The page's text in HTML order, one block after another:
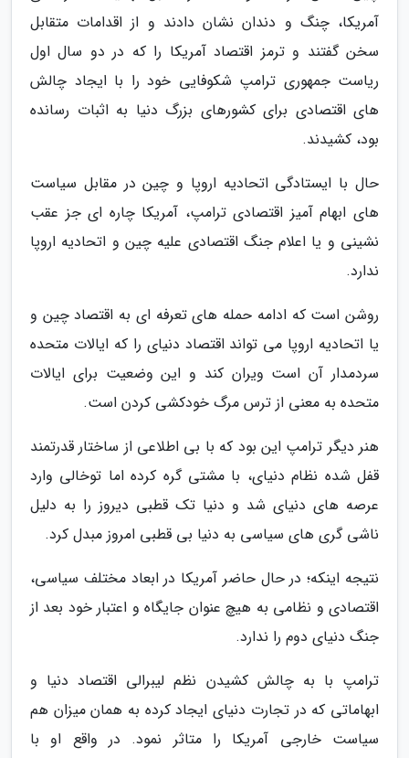
آمریکا، چنگ و دندان نشان دادند و از اقدامات متقابل
سخن گفتند و ترمز اقتصاد آمریکا را که در دو سال اول
ریاست جمهوری ترامپ شکوفایی خود را با ایجاد چالش
های اقتصادی برای کشورهای بزرگ دنیا به اثبات رسانده
بود، کشیدند.
حال با ایستادگی اتحادیه اروپا و چین در مقابل سیاست
های ابهام آمیز اقتصادی ترامپ، آمریکا چاره ای جز عقب
نشینی و یا اعلام جنگ اقتصادی علیه چین و اتحادیه اروپا
ندارد.
روشن است که ادامه حمله های تعرفه ای به اقتصاد چین و
یا اتحادیه اروپا می تواند اقتصاد دنیای را که ایالات متحده
سردمدار آن است ویران کند و این وضعیت برای ایالات
متحده به معنی از ترس مرگ خودکشی کردن است.
هنر دیگر ترامپ این بود که با بی اطلاعی از ساختار قدرتمند
قفل شده نظام دنیای، با مشتی گره کرده اما توخالی وارد
عرصه های دنیای شد و دنیا تک قطبی دیروز را به دلیل
ناشی گری های سیاسی به دنیا بی قطبی امروز مبدل کرد.
نتیجه اینکه؛ در حال حاضر آمریکا در ابعاد مختلف سیاسی،
اقتصادی و نظامی به هیچ عنوان جایگاه و اعتبار خود بعد از
جنگ دنیای دوم را ندارد.
ترامپ با به چالش کشیدن نظم لیبرالی اقتصاد دنیا و
ابهاماتی که در تجارت دنیای ایجاد کرده به همان میزان هم
سیاست خارجی آمریکا را متاثر نمود. در واقع او با